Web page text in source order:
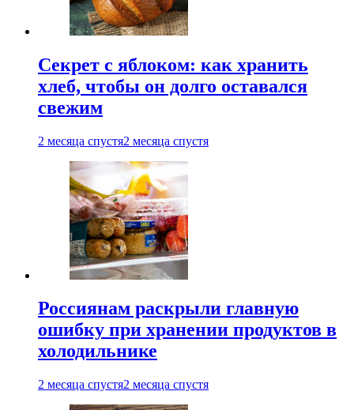
Секрет с яблоком: как хранить
хлеб, чтобы он долго оставался
свежим
2 месяца спустя2 месяца спустя
Россиянам раскрыли главную
ошибку при хранении продуктов в
холодильнике
2 месяца спустя2 месяца спустя